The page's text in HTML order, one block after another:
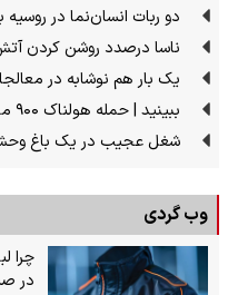
دو ربات انسان‌نما در روسیه
ناسا درصدد روشن کردن
یک بار هم نوشابه در
ببینید | حمله هولناک ۹۰۰ مار کبرای قاتل به ساکنان مردم چین
شغل عجیب در یک باغ
وب گردی
چرا
در